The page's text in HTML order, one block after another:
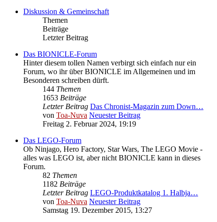
Diskussion & Gemeinschaft
Themen
Beiträge
Letzter Beitrag
Das BIONICLE-Forum
Hinter diesem tollen Namen verbirgt sich einfach nur ein
Forum, wo ihr über BIONICLE im Allgemeinen und im
Besonderen schreiben dürft.
144 Themen
1653 Beiträge
Letzter Beitrag Das Chronist-Magazin zum Down…
von Toa-Nuva Neuester Beitrag
Freitag 2. Februar 2024, 19:19
Das LEGO-Forum
Ob Ninjago, Hero Factory, Star Wars, The LEGO Movie -
alles was LEGO ist, aber nicht BIONICLE kann in dieses
Forum.
82 Themen
1182 Beiträge
Letzter Beitrag LEGO-Produktkatalog 1. Halbja…
von Toa-Nuva Neuester Beitrag
Samstag 19. Dezember 2015, 13:27